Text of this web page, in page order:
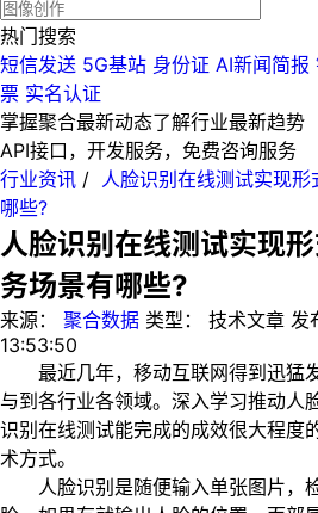
热门搜索
短信发送 5G基站 身份证 AI新闻简报
票 实名认证
掌握聚合最新动态了解行业最新趋势
API接口，开发服务，免费咨询服务
行业资讯 / 人脸识别在线测试实现
哪些?
人脸识别在线测试实现
务场景有哪些?
来源： 聚合数据 类型： 技术文章 发
13:53:50
最近几年，移动互联网得到迅猛
与到各行业各领域。深入学习推动人
识别在线测试能完成的成效很大程度
术方式。
人脸识别是随便输入单张图片，